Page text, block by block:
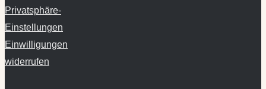
Privatsphäre-
Einstellungen
Einwilligungen
widerrufen